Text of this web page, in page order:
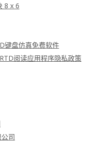
8 x 6
键盘仿真免费软件
阅读应用程序隐私政策
司